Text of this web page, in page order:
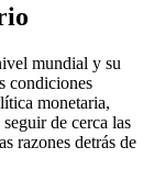
mundial y su
condiciones
monetaria,
de cerca las
razones detrás de